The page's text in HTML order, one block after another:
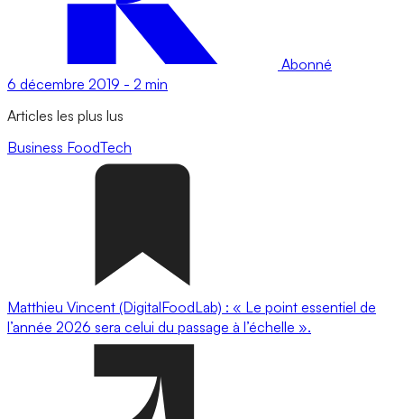
Abonné
6 décembre 2019 - 2 min
Articles les plus lus
Business FoodTech
Matthieu Vincent (DigitalFoodLab) : « Le point essentiel de
l’année 2026 sera celui du passage à l’échelle ».